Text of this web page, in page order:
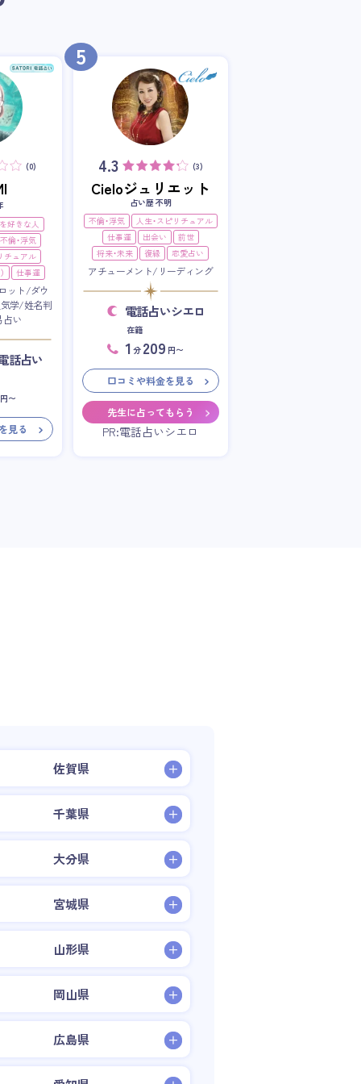
(0)
好きな人
不倫・浮気
チュアル
仕事運
ット/ダウ
学/姓名判
い
話占い
円〜
見る
5
4.3 (3)
Cieloジュリエット
占い歴 不明
不倫・浮気
人生・スピリチュアル
仕事運
出会い
前世
将来・未来
復縁 恋愛占い
アチューメント/リーディング
電話占いシエロ
在籍
1 分 209 円〜
口コミや料金を見る
先生に占ってもらう
PR:電話占いシエロ
佐賀県
千葉県
大分県
宮城県
山形県
岡山県
広島県